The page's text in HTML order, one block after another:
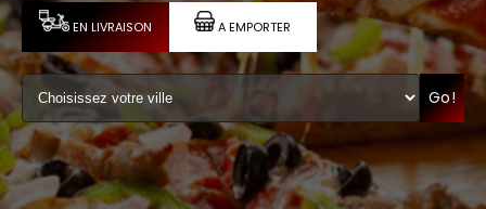
VOTRE COMPTE
NOTRE RESTAURANT
VOS AVIS
MENTIONS LÉGALES
C.G.V
EN LIVRAISON A EMPORTER
Go!